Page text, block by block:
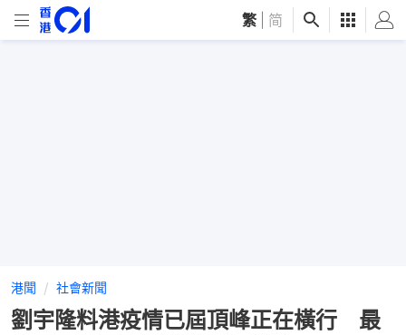
繁 简
港聞 社會新聞
劉宇隆料港疫情已屆頂峰正在橫行 最